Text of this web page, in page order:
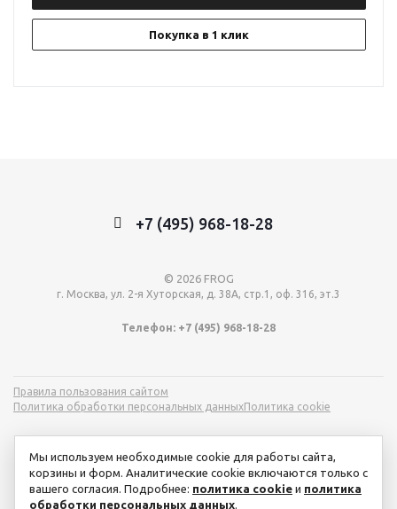
Покупка в 1 клик
+7 (495) 968-18-28
© 2026 FROG
г. Москва, ул. 2-я Хуторская, д. 38А, стр.1, оф. 316, эт.3
Телефон: +7 (495) 968-18-28
Правила пользования сайтом
Политика обработки персональных данныхПолитика cookie
Мы используем необходимые cookie для работы сайта,
корзины и форм. Аналитические cookie включаются только с
вашего согласия. Подробнее: политика cookie и политика
обработки персональных данных.